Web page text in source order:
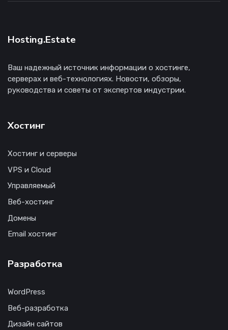
Hosting.Estate
Ваш надежный источник информации о хостинге,
серверах и веб-технологиях. Новости, обзоры,
руководства и советы от экспертов индустрии.
Хостинг
Хостинг и серверы
VPS и Cloud
Управляемый
Веб-хостинг
Домены
Email хостинг
Разработка
WordPress
Веб-разработка
Дизайн сайтов